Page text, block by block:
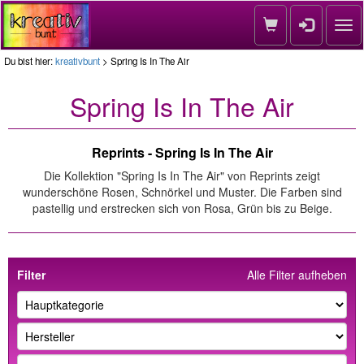
Du bist hier:kreativbunt > Spring Is In The Air
Spring Is In The Air
Reprints - Spring Is In The Air
Die Kollektion "Spring Is In The Air" von Reprints zeigt
wunderschöne Rosen, Schnörkel und Muster. Die Farben sind
pastellig und erstrecken sich von Rosa, Grün bis zu Beige.
Alle Filter aufheben
Filter